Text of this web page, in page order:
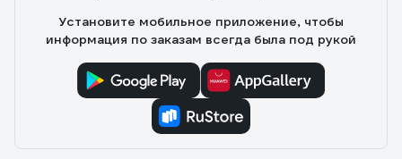
Установите мобильное приложение, чтобы
информация по заказам всегда была под рукой